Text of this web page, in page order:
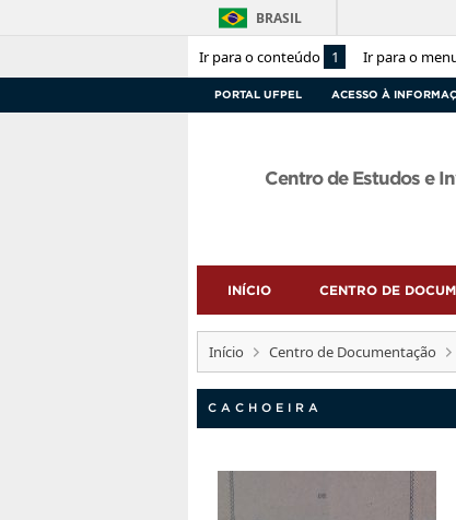
Ir para o conteúdo 1 Ir para o
BRASIL
PORTAL UFPEL ACESSO À
Centro de Estudos e
INÍCIO CENTRO DE
Início Centro de Documentação
CACHOEIRA